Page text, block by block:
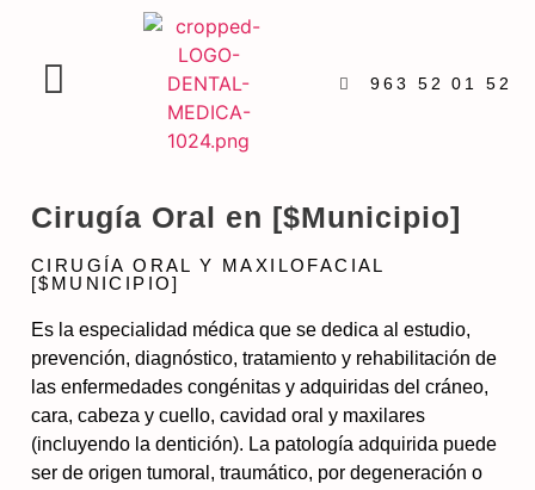
963 52 01 52
Cirugía Oral en [$Municipio]
CIRUGÍA ORAL Y MAXILOFACIAL
[$MUNICIPIO]
Es la especialidad médica que se dedica al estudio,
prevención, diagnóstico, tratamiento y rehabilitación de
las enfermedades congénitas y adquiridas del cráneo,
cara, cabeza y cuello, cavidad oral y maxilares
(incluyendo la dentición). La patología adquirida puede
ser de origen tumoral, traumático, por degeneración o